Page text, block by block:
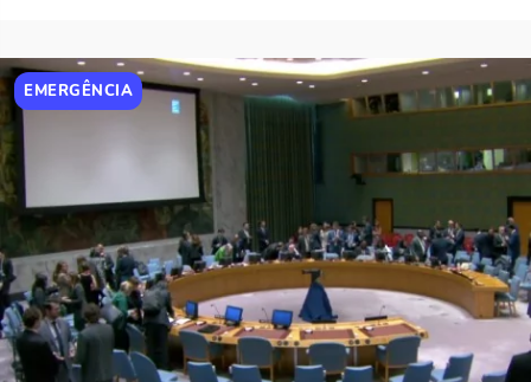
EMERGÊNCIA